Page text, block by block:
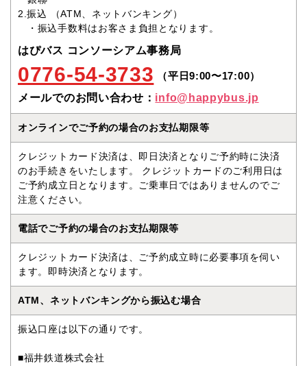
2.振込 （ATM、ネットバンキング）
・振込手数料はお客さま負担となります。
はぴバス コンソーシアム事務局
0776-54-3733
（平日9:00〜17:00）
メールでのお問い合わせ： info@happybus.jp
オンラインでご予約の場合のお支払期限等
クレジットカード決済は、即日決済となりご予約時に決済
のお手続きをいたします。 クレジットカードのご利用日は
ご予約成立日となります。ご乗車日ではありませんのでご
注意ください。
電話でご予約の場合のお支払期限等
クレジットカード決済は、ご予約成立時に必要事項を伺い
ます。即時決済となります。
ATM、ネットバンキングから振込む場合
振込口座は以下の通りです。
■福井鉄道株式会社